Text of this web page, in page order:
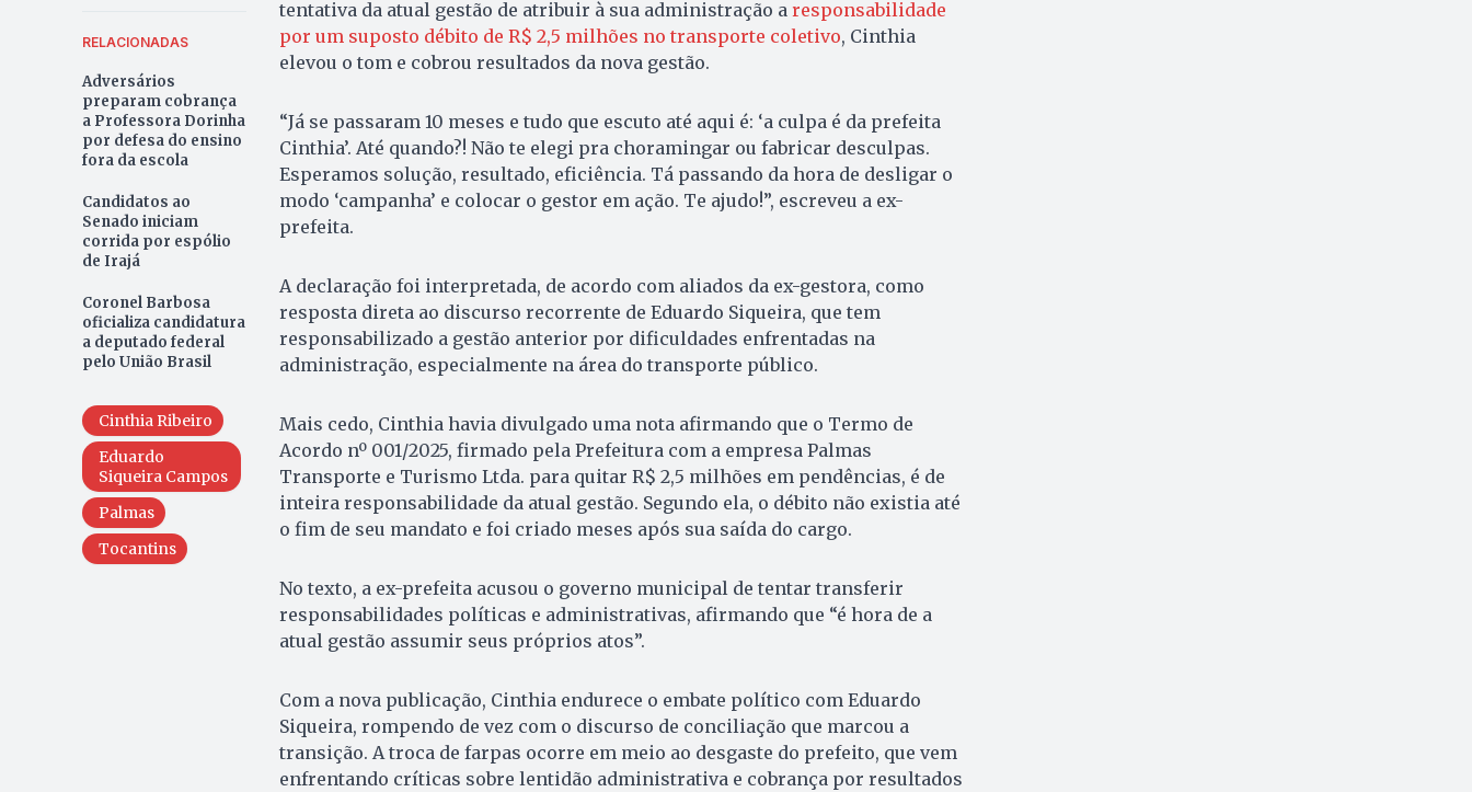
RELACIONADAS
Adversários
preparam cobrança
a Professora Dorinha
por defesa do ensino
fora da escola
Candidatos ao
Senado iniciam
corrida por espólio
de Irajá
Coronel Barbosa
oficializa candidatura
a deputado federal
pelo União Brasil
Cinthia Ribeiro
Eduardo
Siqueira Campos
Palmas
Tocantins
tentativa da atual gestão de atribuir à sua administração a responsabilidade
por um suposto débito de R$ 2,5 milhões no transporte coletivo, Cinthia
elevou o tom e cobrou resultados da nova gestão.
“Já se passaram 10 meses e tudo que escuto até aqui é: ‘a culpa é da prefeita
Cinthia’. Até quando?! Não te elegi pra choramingar ou fabricar desculpas.
Esperamos solução, resultado, eficiência. Tá passando da hora de desligar o
modo ‘campanha’ e colocar o gestor em ação. Te ajudo!”, escreveu a ex-
prefeita.
A declaração foi interpretada, de acordo com aliados da ex-gestora, como
resposta direta ao discurso recorrente de Eduardo Siqueira, que tem
responsabilizado a gestão anterior por dificuldades enfrentadas na
administração, especialmente na área do transporte público.
Mais cedo, Cinthia havia divulgado uma nota afirmando que o Termo de
Acordo nº 001/2025, firmado pela Prefeitura com a empresa Palmas
Transporte e Turismo Ltda. para quitar R$ 2,5 milhões em pendências, é de
inteira responsabilidade da atual gestão. Segundo ela, o débito não existia até
o fim de seu mandato e foi criado meses após sua saída do cargo.
No texto, a ex-prefeita acusou o governo municipal de tentar transferir
responsabilidades políticas e administrativas, afirmando que “é hora de a
atual gestão assumir seus próprios atos”.
Com a nova publicação, Cinthia endurece o embate político com Eduardo
Siqueira, rompendo de vez com o discurso de conciliação que marcou a
transição. A troca de farpas ocorre em meio ao desgaste do prefeito, que vem
enfrentando críticas sobre lentidão administrativa e cobrança por resultados